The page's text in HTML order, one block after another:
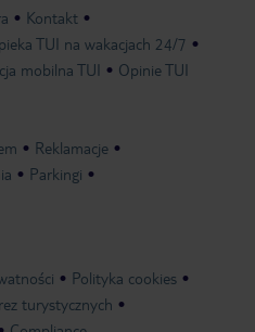
Kontakt
TUI na wakacjach 24/7
mobilna TUI Opinie TUI
Reklamacje
Parkingi
Polityka cookies
turystycznych